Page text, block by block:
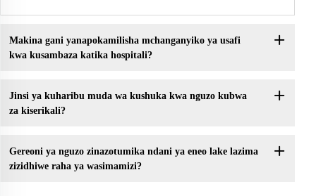
Makina gani yanapokamilisha mchanganyiko ya usafi
kwa kusambaza katika hospitali?
Jinsi ya kuharibu muda wa kushuka kwa nguzo kubwa
za kiserikali?
Gereoni ya nguzo zinazotumika ndani ya eneo lake lazima
zizidhiwe raha ya wasimamizi?